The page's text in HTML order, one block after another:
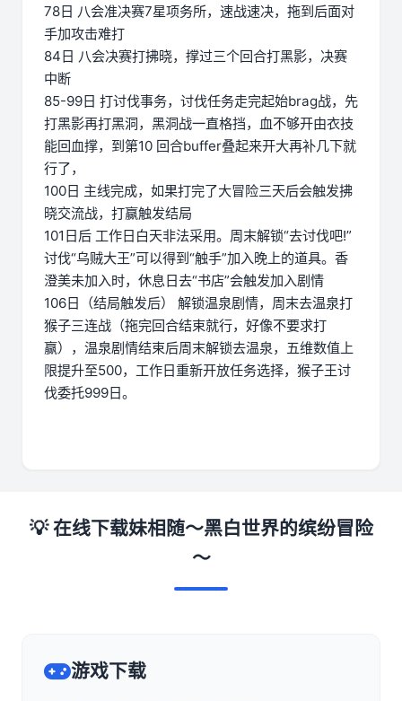
78日 八会准决赛7星项务所，速战速决，拖到后面对
手加攻击难打
84日 八会决赛打拂晓，撑过三个回合打黑影，决赛
中断
85-99日 打讨伐事务，讨伐任务走完起始brag战，先
打黑影再打黑洞，黑洞战一直格挡，血不够开由衣技
能回血撑，到第10 回合buffer叠起来开大再补几下就
行了，
100日 主线完成，如果打完了大冒险三天后会触发拂
晓交流战，打赢触发结局
101日后 工作日白天非法采用。周末解锁“去讨伐吧!”
讨伐“乌贼大王”可以得到“触手”加入晚上的道具。香
澄美未加入时，休息日去“书店”会触发加入剧情
106日（结局触发后） 解锁温泉剧情，周末去温泉打
猴子三连战（拖完回合结束就行，好像不要求打
赢），温泉剧情结束后周末解锁去温泉，五维数值上
限提升至500，工作日重新开放任务选择，猴子王讨
伐委托999日。
💡 在线下载妹相随～黑白世界的缤纷冒险
～
游戏下载